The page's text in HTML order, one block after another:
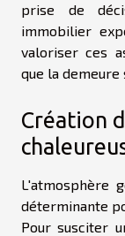
prise de
immobilier
valoriser ces
que la demeure
Création
L'atmosphère
déterminante
Pour susciter